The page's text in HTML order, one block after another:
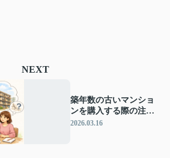
NEXT
築年数の古いマンショ
ンを購入する際の注意
点とは？後悔しないた
2026.03.16